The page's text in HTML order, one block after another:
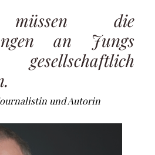
die
an Jungs
und Autorin